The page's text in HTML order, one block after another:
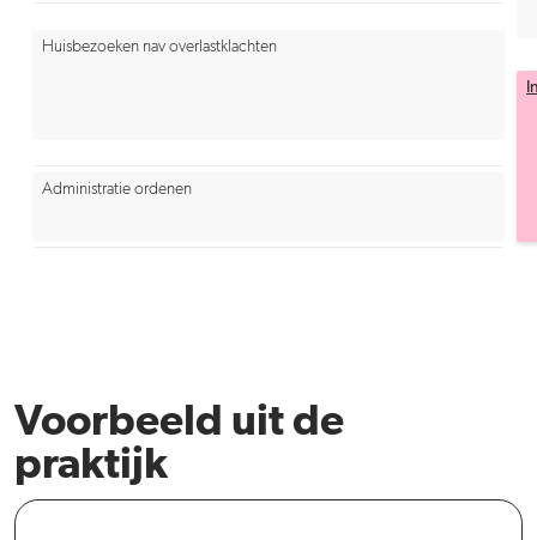
Huisbezoeken nav overlastklachten
Administratie ordenen
Voorbeeld uit de
praktijk